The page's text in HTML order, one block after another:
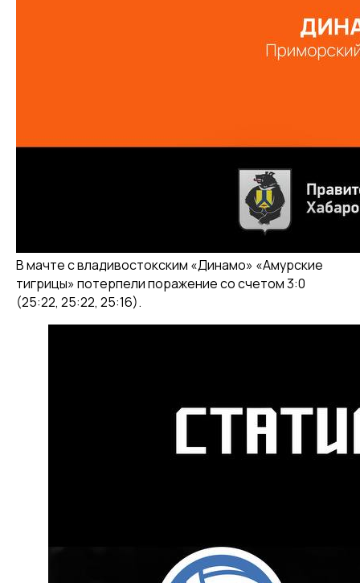
В мачте с владивостокским «Динамо» «Амурские
тигрицы» потерпели поражение со счетом 3:0
(25:22, 25:22, 25:16).